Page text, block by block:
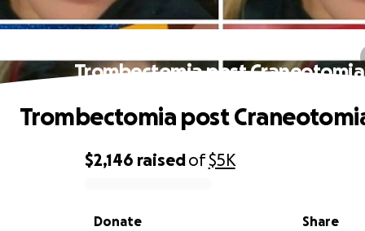
Trombectomia post Craneotomia
0% complete
$2,146 raisedof$5K
Share
Donate
Trombectomia post